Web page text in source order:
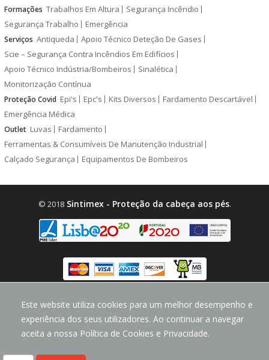
Este website utiliza cookies para um melhor desempenho e
experiência dos seus utilizadores. Ao continuar a navegar
aceita a nossa Política de Cookies e Privacidade.
Formações Trabalhos Em Altura
Segurança Incêndio
Segurança Trabalho
Emergência
Serviços Antiqueda
Apoio Técnico Deteção De Gases
Scie – Segurança Contra Incêndios Em Edifícios
Apoio Técnico Indústria/Bombeiros
Sinalética
Monitorização Contínua
Proteção Covid Epi's Epc's Kits Diversos
Fardamento Descartável
Emergência Médica
Outlet Luvas
Fardamento
Ferramentas & Consumíveis De Manutenção Industrial
Calçado Segurança
Equipamentos De Bombeiros
© 2018Sintimex - Proteção da cabeça aos pés.
design byCodeMind.PT
Parceiro Digital desde 2018 Top 5% PME